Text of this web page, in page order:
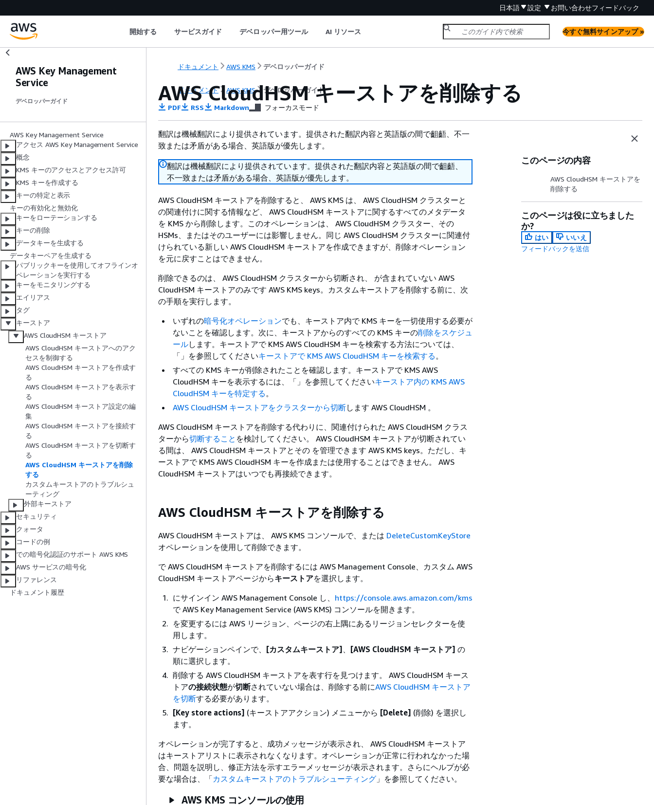
日本語 設定 お問い合わせフィードバック
開始する サービスガイド デベロッパー用ツール AI リソース 今すぐ無料サインアップ »
AWS Key Management
Service
デベロッパーガイド
AWS Key Management Service
アクセス AWS Key Management Service
概念
KMS キーのアクセスとアクセス許可
KMS キーを作成する
キーの特定と表示
キーの有効化と無効化
キーをローテーションする
キーの削除
データキーを生成する
データキーペアを生成する
パブリックキーを使用してオフラインオ
ペレーションを実行する
キーをモニタリングする
エイリアス
タグ
キーストア
AWS CloudHSM キーストア
AWS CloudHSM キーストアへのアク
セスを制御する
AWS CloudHSM キーストアを作成す
る
AWS CloudHSM キーストアを表示す
る
AWS CloudHSM キーストア設定の編
集
AWS CloudHSM キーストアを接続す
る
AWS CloudHSM キーストアを切断す
る
AWS CloudHSM キーストアを削除
する
カスタムキーストアのトラブルシュ
ーティング
外部キーストア
セキュリティ
クォータ
コードの例
での暗号化認証のサポート AWS KMS
AWS サービスの暗号化
リファレンス
ドキュメント履歴
ドキュメント AWS KMS デベロッパーガイド
ドキュメント AWS KMS デベロッパーガイド
AWS CloudHSM キーストアを削除する
PDF RSS Markdown フォーカスモード
翻訳は機械翻訳により提供されています。提供された翻訳内容と英語版の間で齟齬、不一
致または矛盾がある場合、英語版が優先します。
翻訳は機械翻訳により提供されています。提供された翻訳内容と英語版の間で齟齬、
不一致または矛盾がある場合、英語版が優先します。
AWS CloudHSM キーストアを削除すると、 AWS KMS は、 AWS CloudHSM クラスターと
の関連付けに関する情報など、 AWS CloudHSM キーストアに関するすべてのメタデータ
を KMS から削除します。このオペレーションは、 AWS CloudHSM クラスター、その
HSMs、またはそのユーザーには影響しません。同じ AWS CloudHSM クラスターに関連付
けられている新しい AWS CloudHSM キーストアを作成できますが、削除オペレーション
を元に戻すことはできません。
削除できるのは、 AWS CloudHSM クラスターから切断され、 が含まれていない AWS
CloudHSM キーストアのみです AWS KMS keys。カスタムキーストアを削除する前に、次
の手順を実行します。
いずれの暗号化オペレーションでも、キーストア内で KMS キーを一切使用する必要が
ないことを確認します。次に、キーストアからのすべての KMS キーの削除をスケジュ
ールします。キーストアで KMS AWS CloudHSM キーを検索する方法については、
「」を参照してくださいキーストアで KMS AWS CloudHSM キーを検索する。
すべての KMS キーが削除されたことを確認します。キーストアで KMS AWS
CloudHSM キーを表示するには、「」を参照してくださいキーストア内の KMS AWS
CloudHSM キーを特定する。
AWS CloudHSM キーストアをクラスターから切断します AWS CloudHSM 。
AWS CloudHSM キーストアを削除する代わりに、関連付けられた AWS CloudHSM クラス
ターから切断すること を検討してください。 AWS CloudHSM キーストアが切断されてい
る間は、 AWS CloudHSM キーストアとその を管理できます AWS KMS keys。ただし、キ
ーストアで KMS AWS CloudHSM キーを作成または使用することはできません。 AWS
CloudHSM キーストアはいつでも再接続できます。
AWS CloudHSM キーストアを削除する
AWS CloudHSM キーストアは、 AWS KMS コンソールで、または DeleteCustomKeyStore
オペレーションを使用して削除できます。
で AWS CloudHSM キーストアを削除するには AWS Management Console、カスタム AWS
CloudHSM キーストアページからキーストアを選択します。
にサインイン AWS Management Console し、 https://console.aws.amazon.com/kms
で AWS Key Management Service (AWS KMS) コンソールを開きます。
を変更するには AWS リージョン、ページの右上隅にあるリージョンセレクターを使
用します。
ナビゲーションペインで、 [カスタムキーストア] [AWS CloudHSM キーストア] の
順に選択します。
削除する AWS CloudHSM キーストアを表す行を見つけます。 AWS CloudHSM キース
トアの接続状態が切断されていない場合は、削除する前にAWS CloudHSM キーストア
を切断する必要があります。
[Key store actions] (キーストアアクション) メニューから [Delete] (削除) を選択し
ます。
オペレーションが完了すると、成功メッセージが表示され、 AWS CloudHSM キーストア
はキーストアリストに表示されなくなります。オペレーションが正常に行われなかった場
合、問題を説明し、修正方法を示すエラーメッセージが表示されます。さらにヘルプが必
要な場合は、「カスタムキーストアのトラブルシューティング 」を参照してください。
AWS KMS コンソールの使用
このページの内容
AWS CloudHSM キーストアを
削除する
このページは役に立ちました
か?
はい
いいえ
フィードバックを送信